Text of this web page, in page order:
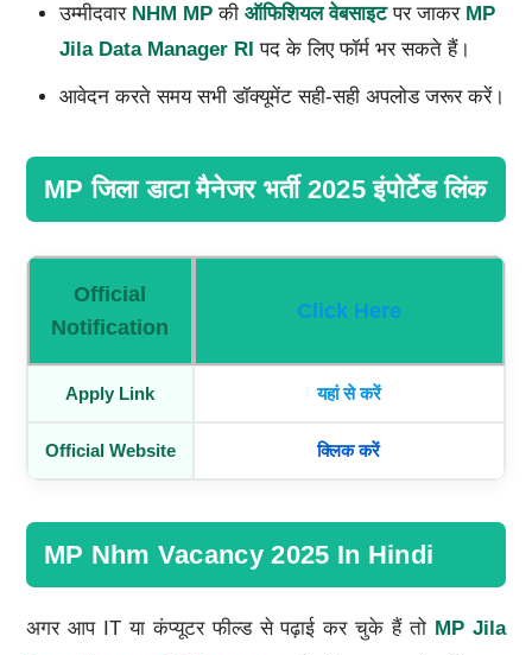
उम्मीदवार NHM MPकी ऑफिशियल वेबसाइटपर जाकर MP
Jila Data Manager RI पद के लिए फॉर्म भर सकते हैं।
आवेदन करते समय सभी डॉक्यूमेंट सही-सही अपलोड जरूर करें।
MP जिला डाटा मैनेजर भर्ती 2025 इंपोर्टेड लिंक
Official
Notification
Click Here
Apply Link यहां से करें
Official Website क्लिक करें
MP Nhm Vacancy 2025 In Hindi
अगर आप IT या कंप्यूटर फील्ड से पढ़ाई कर चुके हैं तो MP Jila